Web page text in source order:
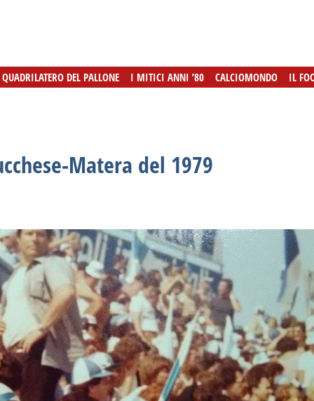
DEL PALLONE I MITICI ANNI ’80 CALCIOMONDO IL
DEL PALLONE I MITICI ANNI ’80 CALCIOMONDO IL
Matera del 1979